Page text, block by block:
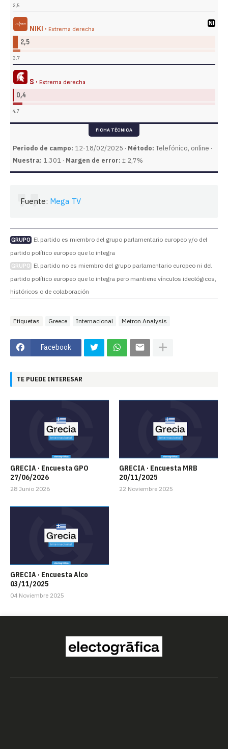
2,5
NIKI · Extrema derecha
NI
2,5
3,7
S · Extrema derecha
0,4
4,7
FICHA TÉCNICA
Periodo de campo: 12-18/02/2025 · Método: Telefónico, online ·
Muestra: 1.301 · Margen de error: ± 2,7%
Fuente: Mega TV
GRUPO El partido es miembro del grupo parlamentario europeo y/o del
partido político europeo que lo integra
GRUPO El partido no es miembro del grupo parlamentario europeo ni del
partido político europeo que lo integra pero mantiene vínculos ideológicos,
históricos o de colaboración
Etiquetas Greece Internacional Metron Analysis
Facebook
TE PUEDE INTERESAR
GRECIA · Encuesta GPO
27/06/2026
28 Junio 2026
GRECIA · Encuesta MRB
20/11/2025
22 Noviembre 2025
GRECIA · Encuesta Alco
03/11/2025
04 Noviembre 2025